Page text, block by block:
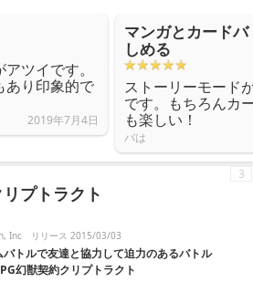
ツイです。
あり印象的で
2019年7月4日
マンガとカード
しめる
ストーリーモード
です。もちろんカ
も楽しい！
バは
プトラクト
Inc リリース 2015/03/03
バトルで友達と協力して迫力のあるバトル
幻獣契約クリプトラクト
3